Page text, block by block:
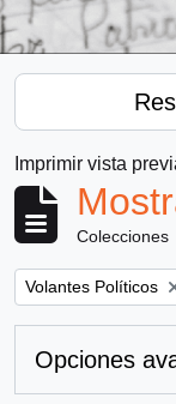
Imprimir vista
Colecciones
Remove filter:
Volantes Políticos
Opciones